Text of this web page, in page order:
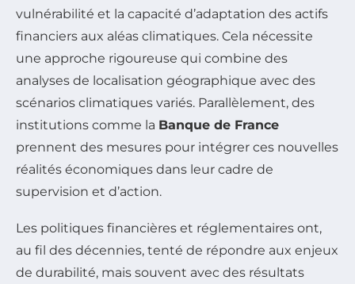
vulnérabilité et la capacité d’adaptation des actifs
financiers aux aléas climatiques. Cela nécessite
une approche rigoureuse qui combine des
analyses de localisation géographique avec des
scénarios climatiques variés. Parallèlement, des
institutions comme la Banque de France
prennent des mesures pour intégrer ces nouvelles
réalités économiques dans leur cadre de
supervision et d’action.
Les politiques financières et réglementaires ont,
au fil des décennies, tenté de répondre aux enjeux
de durabilité, mais souvent avec des résultats